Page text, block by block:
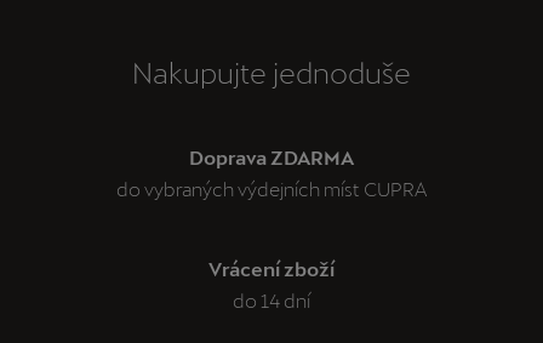
Nakupujte jednoduše
Doprava ZDARMA
do vybraných výdejních míst CUPRA
Vrácení zboží
do 14 dní